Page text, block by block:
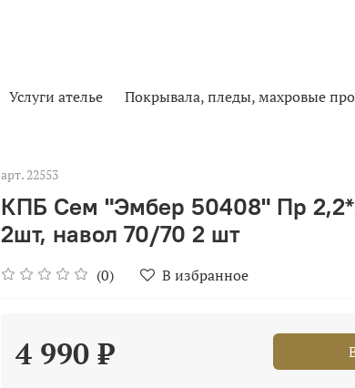
Услуги ателье
Покрывала, пледы, махровые
арт. 22553
КПБ Сем "Эмбер 50408" Пр
2шт, навол 70/70 2 шт
(0) В избранное
4 990 ₽